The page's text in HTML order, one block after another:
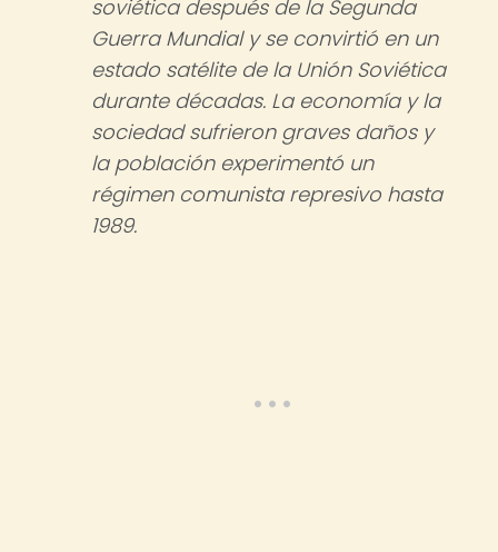
soviética después de la Segunda
Guerra Mundial y se convirtió en un
estado satélite de la Unión Soviética
durante décadas. La economía y la
sociedad sufrieron graves daños y
la población experimentó un
régimen comunista represivo hasta
1989.